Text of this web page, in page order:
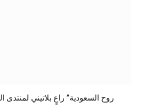
“روح السعودية” راعٍ بلاتيني لمنتدى